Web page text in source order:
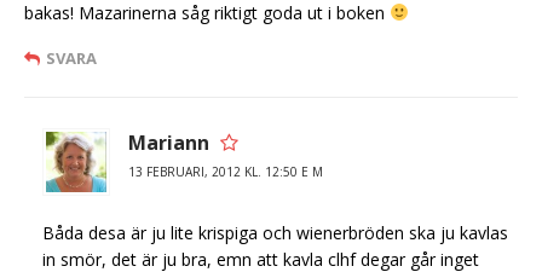
bakas! Mazarinerna såg riktigt goda ut i boken
SVARA
Mariann
13 FEBRUARI, 2012 KL. 12:50 E M
Båda desa är ju lite krispiga och wienerbröden ska ju kavlas
in smör, det är ju bra, emn att kavla clhf degar går inget